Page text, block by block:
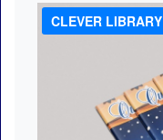
CLEVER LIBRARY